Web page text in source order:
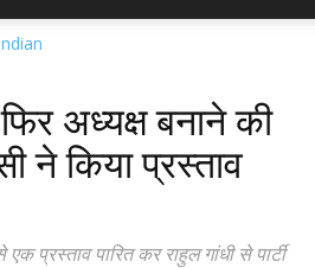
अध्यक्ष बनाने की
ने किया प्रस्ताव
प्रस्ताव पारित कर राहुल गांधी से पार्टी